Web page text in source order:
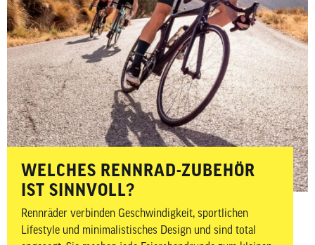
WELCHES RENNRAD-ZUBEHÖR
IST SINNVOLL?
Rennräder verbinden Geschwindigkeit, sportlichen
Lifestyle und minimalistisches Design und sind total